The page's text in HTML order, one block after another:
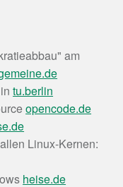
am
tu.berlin
opencode.de
Linux-Kernen:
heise.de